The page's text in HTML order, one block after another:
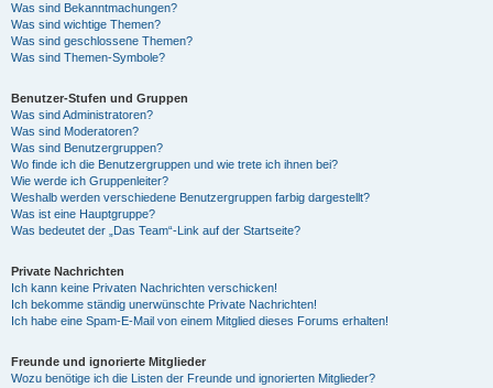
Was sind Bekanntmachungen?
Was sind wichtige Themen?
Was sind geschlossene Themen?
Was sind Themen-Symbole?
Benutzer-Stufen und Gruppen
Was sind Administratoren?
Was sind Moderatoren?
Was sind Benutzergruppen?
Wo finde ich die Benutzergruppen und wie trete ich ihnen bei?
Wie werde ich Gruppenleiter?
Weshalb werden verschiedene Benutzergruppen farbig dargestellt?
Was ist eine Hauptgruppe?
Was bedeutet der „Das Team“-Link auf der Startseite?
Private Nachrichten
Ich kann keine Privaten Nachrichten verschicken!
Ich bekomme ständig unerwünschte Private Nachrichten!
Ich habe eine Spam-E-Mail von einem Mitglied dieses Forums erhalten!
Freunde und ignorierte Mitglieder
Wozu benötige ich die Listen der Freunde und ignorierten Mitglieder?